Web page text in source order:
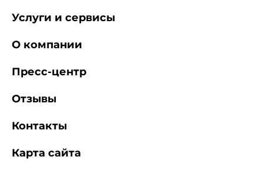
Услуги и сервисы
О компании
Пресс-центр
Отзывы
Контакты
Карта сайта